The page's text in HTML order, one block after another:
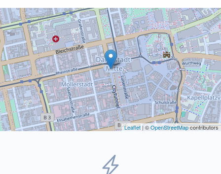
Leaflet | ©OpenStreetMapcontributors